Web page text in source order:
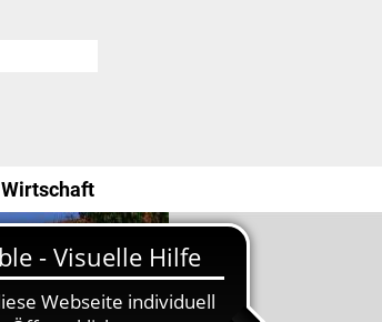
Wirtschaft